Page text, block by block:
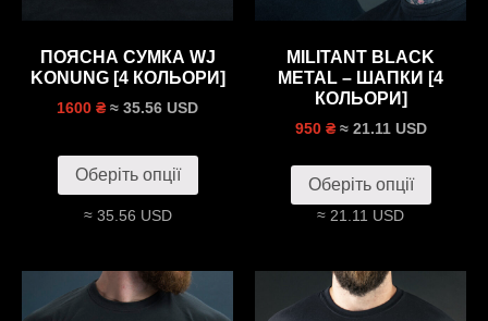
ПОЯСНА СУМКА WJ
KONUNG [4 КОЛЬОРИ]
1600 ₴ ≈ 35.56 USD
Оберіть опції
≈ 35.56 USD
MILITANT BLACK
METAL – ШАПКИ [4
КОЛЬОРИ]
950 ₴ ≈ 21.11 USD
Оберіть опції
≈ 21.11 USD